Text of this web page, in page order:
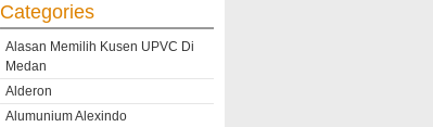
Categories
Alasan Memilih Kusen UPVC Di
Medan
Alderon
Alumunium Alexindo